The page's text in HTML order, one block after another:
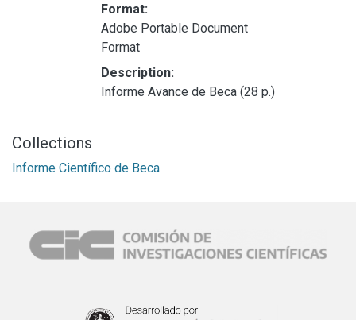
Format:
Adobe Portable Document
Format
Description:
Informe Avance de Beca (28 p.)
Collections
Informe Científico de Beca